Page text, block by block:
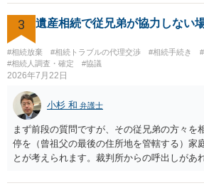
たが父が祖母を自宅に引き取った後、家の売
亡くなったので、騙された という 協議自
債務不履行・詐欺という主張 の大きく２つの
ずれの主張も伯母が主張とともに立証する必
ケースと思われます。伯母の主張は矛盾・抵
ので 伯母の出方を見ながら対応するのが良
追及で対応に苦慮されているのであれば 弁
いです。
3 遺産相続で従兄弟が協力しない
#相続放棄 #相続トラブルの代理交渉 #相続手続き
#相続人調査・確定
#協議
2026年7月22日
小杉 和 弁護士
まず前段の質問ですが、その従兄弟の方々を
停を（曾祖父の最後の住所地を管轄する）家
とが考えられます。裁判所からの呼出しがあ
能と思われます。時間が思った以上にないの